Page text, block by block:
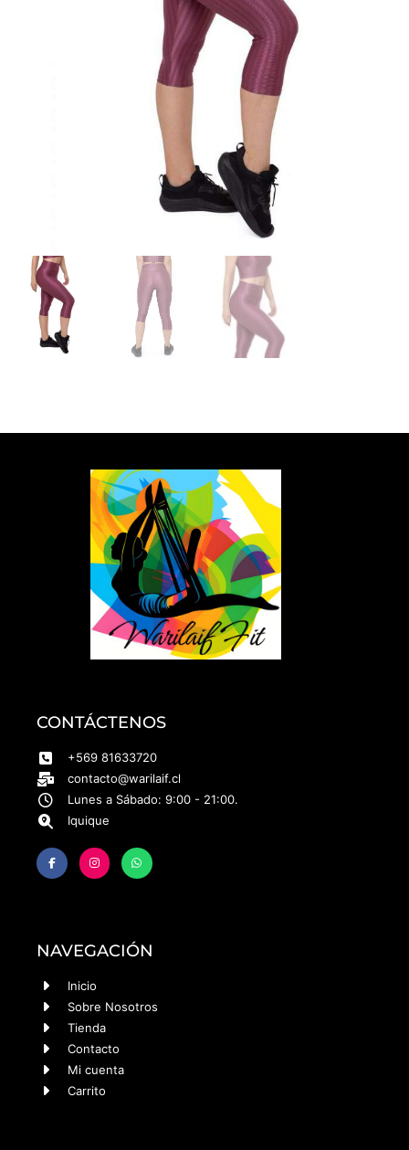
CONTÁCTENOS
+569 81633720
contacto@warilaif.cl
Lunes a Sábado: 9:00 - 21:00.
Iquique
NAVEGACIÓN
Inicio
Sobre Nosotros
Tienda
Contacto
Mi cuenta
Carrito